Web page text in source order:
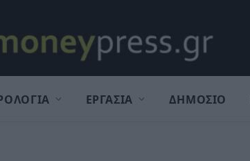
ΕΡΓΑΣΙΑ ΔΗΜΟΣΙΟ